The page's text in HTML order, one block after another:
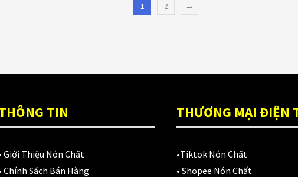
1 2 →
TIN
Giới Thiệu Nón Chất
Chính Sách Bán Hàng
THƯƠNG MẠI ĐIỆN
•Tiktok Nón Chất
• Shopee Nón Chất